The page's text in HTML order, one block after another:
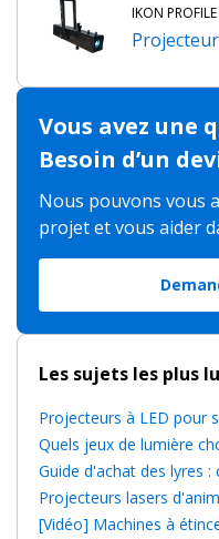
IKON
Vous avez une
Besoin d’un
Nous pouvons vous
projet et vous aider
Les sujets les plus
Projecteurs à LED pour
Quels jeux de lumière
Guide d'achat des lyres
Projecteurs lasers
[Vidéo] Machines à